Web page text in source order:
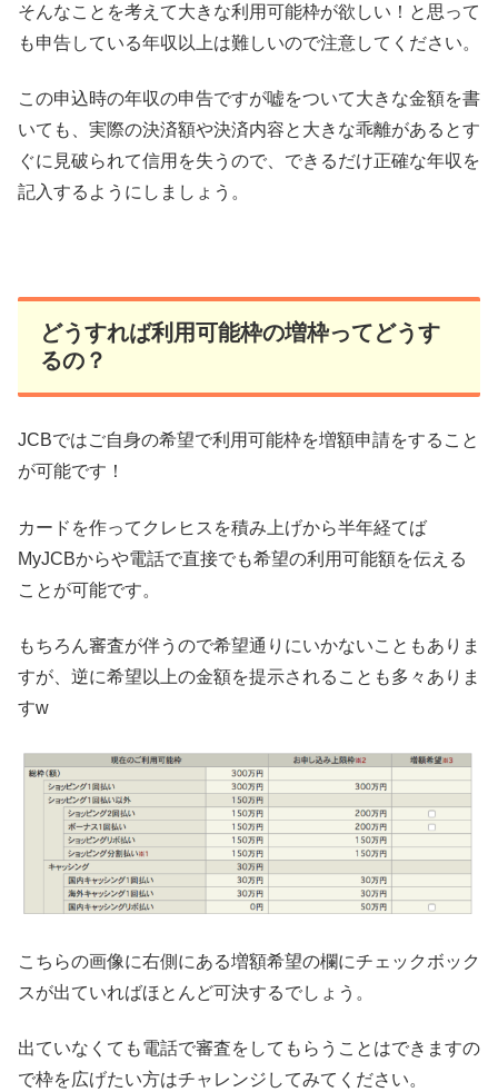
そんなことを考えて大きな利用可能枠が欲しい！と思って
も申告している年収以上は難しいので注意してください。
この申込時の年収の申告ですが嘘をついて大きな金額を書
いても、実際の決済額や決済内容と大きな乖離があるとす
ぐに見破られて信用を失うので、できるだけ正確な年収を
記入するようにしましょう。
どうすれば利用可能枠の増枠ってどうす
るの？
JCBではご自身の希望で利用可能枠を増額申請をすること
が可能です！
カードを作ってクレヒスを積み上げから半年経てば
MyJCBからや電話で直接でも希望の利用可能額を伝える
ことが可能です。
もちろん審査が伴うので希望通りにいかないこともありま
すが、逆に希望以上の金額を提示されることも多々ありま
すw
こちらの画像に右側にある増額希望の欄にチェックボック
スが出ていればほとんど可決するでしょう。
出ていなくても電話で審査をしてもらうことはできますの
で枠を広げたい方はチャレンジしてみてください。